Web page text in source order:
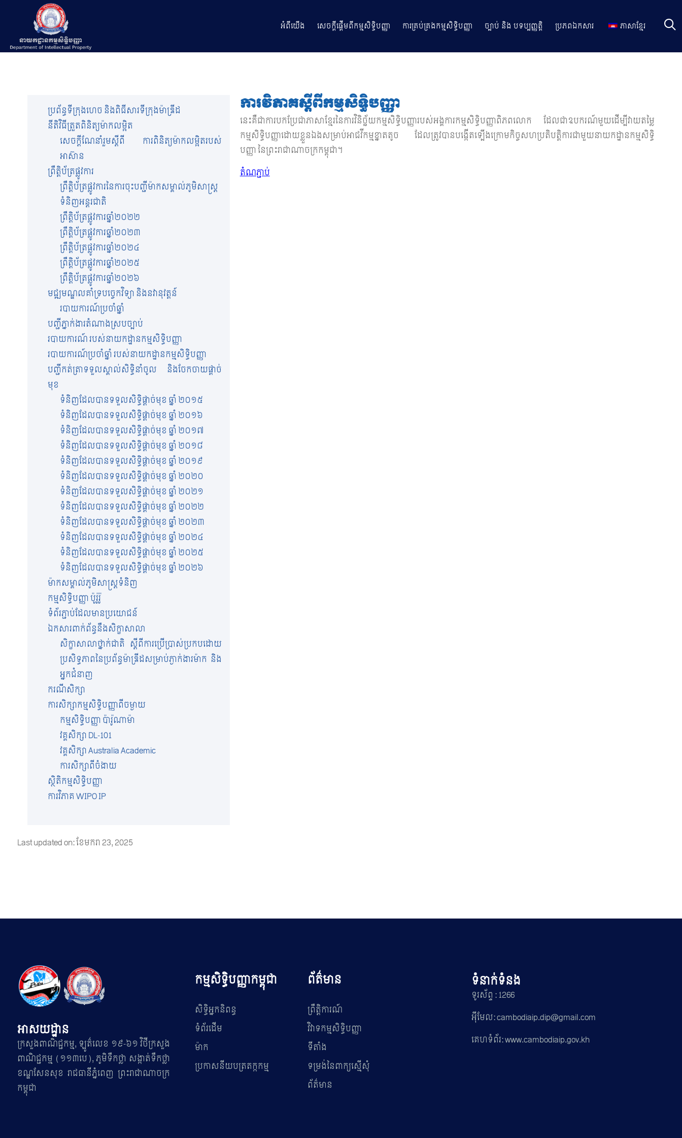
អំពីយើង សេចក្តីផ្តើមពីកម្មសិទ្ធិបញ្ញា ការគ្រប់គ្រងកម្មសិទ្ធិបញ្ញា ច្បាប់ និង បទប្បញ្ញត្តិ ប្រភពឯកសារ ភាសាខ្មែរ
ប្រព័ន្ធទីក្រុងហេច និងពិធីសារទីក្រុងម៉ាឌ្រីដ
នីតិវិធីត្រួតពិនិត្យម៉ាកលម្អិត
សេចក្តីណែនាំរួមស្តីពី ការពិនិត្យម៉ាកលម្អិតរបស់
អាស៊ាន
ព្រឹត្តិប័ត្រផ្លូវការ
ព្រឹត្តិប័ត្រផ្លូវការ​នៃការចុះបញ្ជីម៉ាកសម្គាល់ភូមិសាស្រ្ត
ទំនិញអន្តរជាតិ
ព្រឹត្តិប័ត្រផ្លូវការឆ្នាំ២០២២
ព្រឹត្តិប័ត្រផ្លូវការឆ្នាំ២០២៣
ព្រឹត្តិប័ត្រផ្លូវការឆ្នាំ២០២៤
ព្រឹត្តិប័ត្រផ្លូវការឆ្នាំ២០២៥
ព្រឹត្តិប័ត្រផ្លូវការឆ្នាំ២០២៦
មជ្ឍមណ្ឌលគាំទ្របច្ចេកវិទ្យា និងនវានុវត្តន៍
របាយការណ៍ប្រចាំឆ្នាំ
បញ្ជីភ្នាក់ងារតំណាងស្របច្បាប់
របាយការណ៍ របស់នាយកដ្ឋានកម្មសិទ្ធិបញ្ញា
របាយការណ៍ប្រចាំឆ្នាំ របស់នាយកដ្ឋានកម្មសិទ្ធិបញ្ញា
បញ្ជីកត់ត្រាទទួលស្គាល់សិទ្ធិនាំចូល និងចែកចាយផ្តាច់
មុខ
ទំនិញដែលបានទទួលសិទ្ធិផ្តាច់មុខ ឆ្នាំ ២០១៥
ទំនិញដែលបានទទួលសិទ្ធិផ្តាច់មុខ ឆ្នាំ ២០១៦
ទំនិញដែលបានទទួលសិទ្ធិផ្តាច់មុខ ឆ្នាំ ២០១៧
ទំនិញដែលបានទទួលសិទ្ធិផ្តាច់មុខ ឆ្នាំ ២០១៨
ទំនិញដែលបានទទួលសិទ្ធិផ្តាច់មុខ ឆ្នាំ ២០១៩
ទំនិញដែលបានទទួលសិទ្ធិផ្តាច់មុខ ឆ្នាំ ២០២០
ទំនិញដែលបានទទួលសិទ្ធិផ្តាច់មុខ ឆ្នាំ ២០២១
ទំនិញដែលបានទទួលសិទ្ធិផ្តាច់មុខ ឆ្នាំ ២០២២
ទំនិញដែលបានទទួលសិទ្ធិផ្តាច់មុខ ឆ្នាំ ២០២៣
ទំនិញដែលបានទទួលសិទ្ធិផ្តាច់មុខ ឆ្នាំ ២០២៤
ទំនិញដែលបានទទួលសិទ្ធិផ្តាច់មុខ ឆ្នាំ ២០២៥
ទំនិញដែលបានទទួលសិទ្ធិផ្តាច់មុខ ឆ្នាំ ២០២៦
ម៉ាកសម្គាល់ភូមិសាស្ត្រទំនិញ
កម្មសិទ្ធិបញ្ញា ប៉ូរ៉ូរ៉ូ
ទំព័រភ្ជាប់ដែលមានប្រយោជន៍
ឯកសារពាក់ព័ន្ធនឹងសិក្ខាសាលា
សិក្ខាសាលាថ្នាក់ជាតិ ស្តីពីការប្រើប្រាស់ប្រកបដោយ
ប្រសិទ្ធភាពនៃប្រព័ន្ធម៉ាឌ្រីដសម្រាប់ភ្ងាក់ងារម៉ាក និង
អ្នកជំនាញ
ករណីសិក្សា
ការសិក្សាកម្មសិទ្ធិបញ្ញាពីចម្ងាយ
កម្មសិទ្ធិបញ្ញា ប៉ារ៉ូណាម៉ា
វគ្គសិក្សា DL-101
វគ្គសិក្សា Australia Academic
ការសិក្សាពីចំងាយ
ស្ថិតិកម្មសិទ្ធិបញ្ញា
ការវិភាគ WIPO IP
ការវិភាគស្ដីពីកម្មសិទ្ធិបញ្ញា
នេះគឺជាការបកប្រែជាភាសាខ្មែរនៃការវិនិច្ឆ័យកម្មសិទ្ធិបញ្ញា​របស់អង្គការកម្មសិទ្ធិបញ្ញាពិភពលោក ដែលជាឧបករណ៍មួយដើម្បីវាយតម្លៃ
កម្មសិទ្ធិបញ្ញាដោយខ្លួនឯងសម្រាប់អាជវីកម្មខ្នាតតូច ដែលត្រូវបានបង្កើតទ្បើងក្រោមកិច្ចសហប្រតិបត្តិការជាមួយនាយកដ្ឋានកម្មសិទ្ធិ
បញ្ញា នៃព្រះរាជាណាចក្រកម្ពុជា។
តំណភ្ជាប់
Last updated on: ខែ​មករា 23, 2025
អាសយដ្ឋាន
ក្រសួងពាណិជ្ជកម្ម, ឡូត៌លេខ ១៩-៦១ វិថីក្រសួង
ពាណិជ្ជកម្ម (១១៣បេ), ភូមិទឹកថ្លា សង្កាត់ទឹកថ្លា
ខណ្ឌសែនសុខ រាជធានីភ្នំពេញ ព្រះរាជាណាចក្រ
កម្ពុជា
កម្មសិទ្ធិបញ្ញាកម្ពុជា
សិទ្ធិអ្នកនិពន្ធ
ទំព័រដើម
ម៉ាក
ប្រកាសនីយបត្រតក្កកម្ម
ព័ត៌មាន
ព្រឹត្តិការណ៍
វិវាទកម្មសិទ្ធិបញ្ញា
ទីតាំង
ទម្រង់នៃពាក្យស្មើសុំ
ព័ត៌មាន
ទំនាក់ទំនង
ទូរស័ព្ទ : 1266
អ៊ីមែល: cambodiaip.dip@gmail.com
គេហទំព័រ: www.cambodiaip.gov.kh